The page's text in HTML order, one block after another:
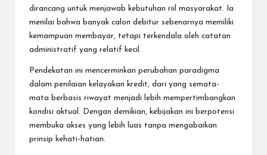
dirancang untuk menjawab kebutuhan riil masyarakat. Ia
menilai bahwa banyak calon debitur sebenarnya memiliki
kemampuan membayar, tetapi terkendala oleh catatan
administratif yang relatif kecil.
Pendekatan ini mencerminkan perubahan paradigma
dalam penilaian kelayakan kredit, dari yang semata-
mata berbasis riwayat menjadi lebih mempertimbangkan
kondisi aktual. Dengan demikian, kebijakan ini berpotensi
membuka akses yang lebih luas tanpa mengabaikan
prinsip kehati-hatian.